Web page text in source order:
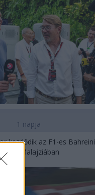
1 napja
kezdődik az F1-es Bahreini
Malajziában